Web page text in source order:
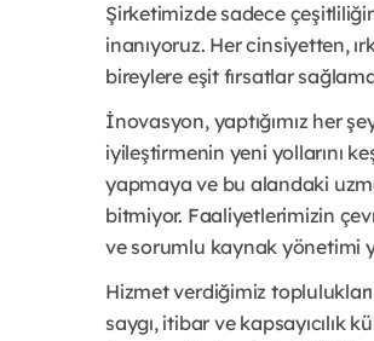
Şirketimizde sadece
inanıyoruz. Her cinsiyetten,
bireylere eşit fırsatlar
İnovasyon, yaptığımız her
iyileştirmenin yeni yollarını
yapmaya ve bu alandaki
bitmiyor. Faaliyetlerimizin
ve sorumlu kaynak yönetimi
Hizmet verdiğimiz
saygı, itibar ve kapsayıcılık